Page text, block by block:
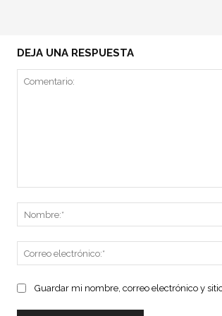
DEJA UNA RESPUESTA
Guardar mi nombre, correo electrónico y